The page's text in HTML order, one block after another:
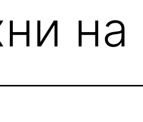
на